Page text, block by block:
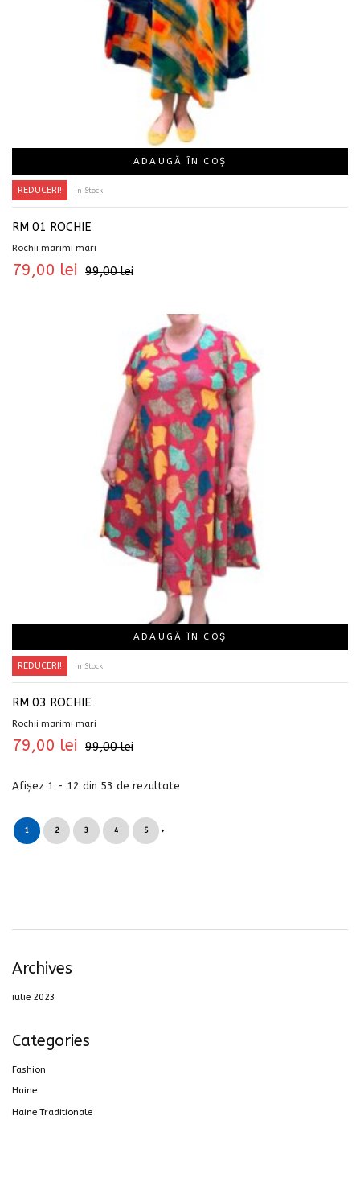
ADAUGĂ ÎN COȘ
REDUCERI! In Stock
RM 01 ROCHIE
Rochii marimi mari
99,00lei
79,00 lei
ADAUGĂ ÎN COȘ
REDUCERI! In Stock
RM 03 ROCHIE
Rochii marimi mari
99,00lei
79,00 lei
Afișez 1 - 12 din 53 de rezultate
1 2 3 4 5
Archives
iulie 2023
Categories
Fashion
Haine
Haine Traditionale